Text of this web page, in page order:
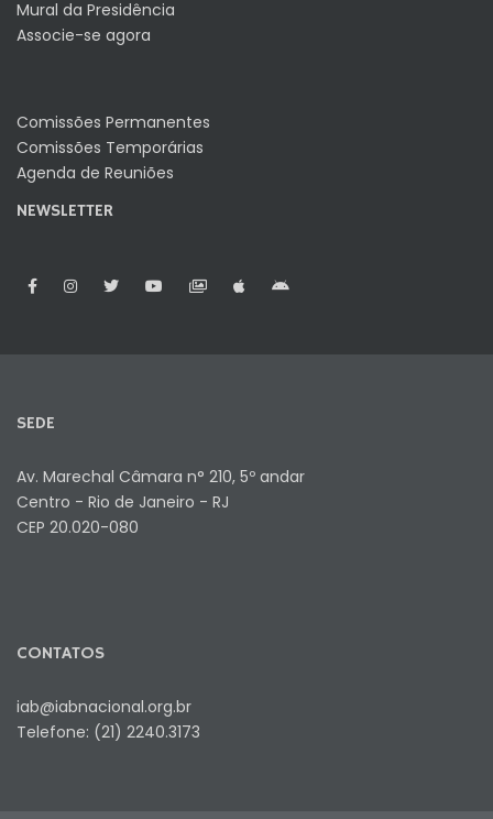
Mural da Presidência
Associe-se agora
Comissões Permanentes
Comissões Temporárias
Agenda de Reuniões
NEWSLETTER
SEDE
Av. Marechal Câmara n° 210, 5º andar
Centro - Rio de Janeiro - RJ
CEP 20.020-080
CONTATOS
iab@iabnacional.org.br
Telefone: (21) 2240.3173